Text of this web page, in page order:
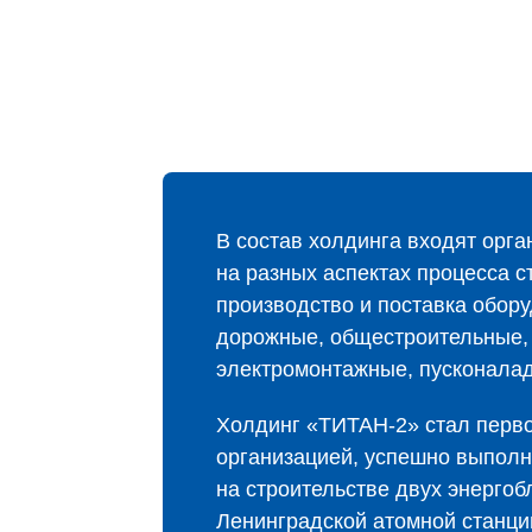
В состав холдинга входят
на разных аспектах процесса
производство и поставка
дорожные,
электромонтажные,
Холдинг «ТИТАН‑2» стал
организацией, успешно
на строительстве двух
Ленинградской атомной